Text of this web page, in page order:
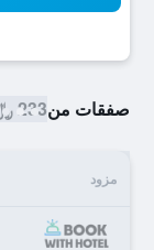
صفقات من233 ﷼
مزود